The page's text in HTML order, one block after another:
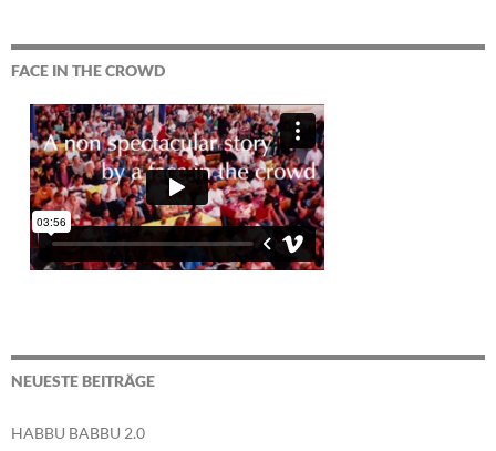
FACE IN THE CROWD
NEUESTE BEITRÄGE
HABBU BABBU 2.0